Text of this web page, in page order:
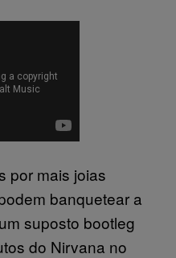
por mais joias
banquetear a
suposto bootleg
do Nirvana no